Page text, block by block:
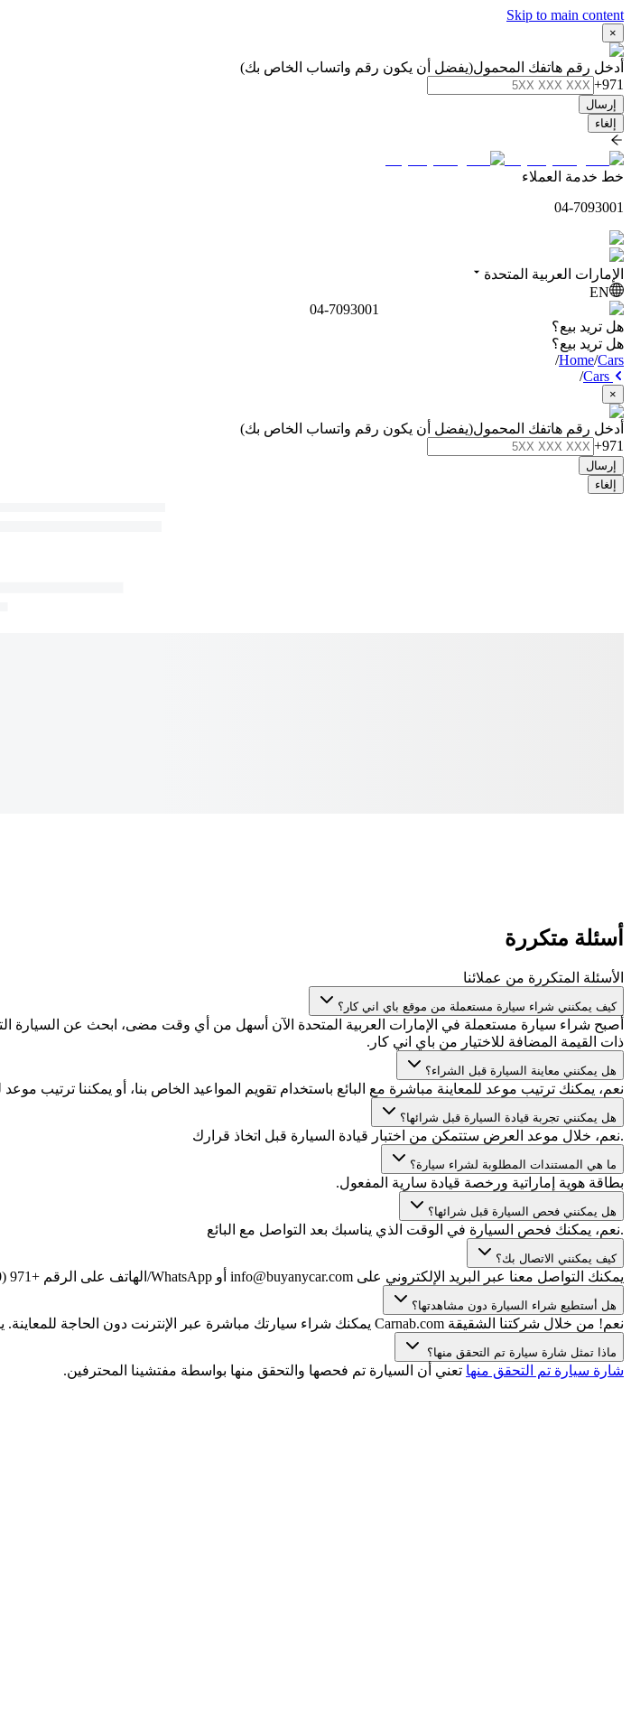
Skip to main content
×
أدخل رقم هاتفك المحمول(يفضل أن يكون رقم واتساب الخاص بك)
+971
إرسال
إلغاء
خط خدمة العملاء
04-7093001
الإمارات العربية المتحدة
EN
04-7093001
هل تريد بيع؟
هل تريد بيع؟
Home/Cars
/
/
×
أدخل رقم هاتفك المحمول(يفضل أن يكون رقم واتساب الخاص بك)
+971
إرسال
إلغاء
أسئلة متكررة
الأسئلة المتكررة من عملائنا
كيف يمكنني شراء سيارة مستعملة من موقع باي اني كار؟
أصبح شراء سيارة مستعملة في الإمارات العربية المتحدة الآن أسهل من أي وقت مضى، ابحث عن السيارة
ذات القيمة المضافة للاختيار من باي اني كار.
هل يمكنني معاينة السيارة قبل الشراء؟
نعم، يمكنك ترتيب موعد للمعاينة مباشرة مع البائع باستخدام تقويم المواعيد الخاص بنا، أو يمكننا ترتيب
هل يمكنني تجربة قيادة السيارة قبل شرائها؟
.نعم، خلال موعد العرض ستتمكن من اختبار قيادة السيارة قبل اتخاذ قرارك
ما هي المستندات المطلوبة لشراء سيارة؟
بطاقة هوية إماراتية ورخصة قيادة سارية المفعول.
هل يمكنني فحص السيارة قبل شرائها؟
.نعم، يمكنك فحص السيارة في الوقت الذي يناسبك بعد التواصل مع البائع
كيف يمكنني الاتصال بك؟
يمكنك التواصل معنا عبر البريد الإلكتروني على info@buyanycar.com أو WhatsApp/الهاتف على الرقم +971 (0) 4 709 3001.
هل أستطيع شراء السيارة دون مشاهدتها؟
نعم! من خلال شركتنا الشقيقة Carnab.com يمكنك شراء سيارتك مباشرة عبر الإنترنت دون الحاجة للمعاينة. يمكنك الاختيار من بين مجموعة واسعة من السيارات مع تقرير فحص معتمد وضمان استعادة الأموال!
ماذا تمثل شارة سيارة تم التحقق منها؟
شارة سيارة تم التحقق منها تعني أن السيارة تم فحصها والتحقق منها بواسطة مفتشينا المحترفين.